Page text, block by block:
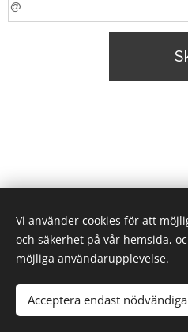
© 2025 Christer
Vi använder cookies för att
och säkerhet på vår hemsida,
möjliga användarupplevelse.
Acceptera endast nödvändiga